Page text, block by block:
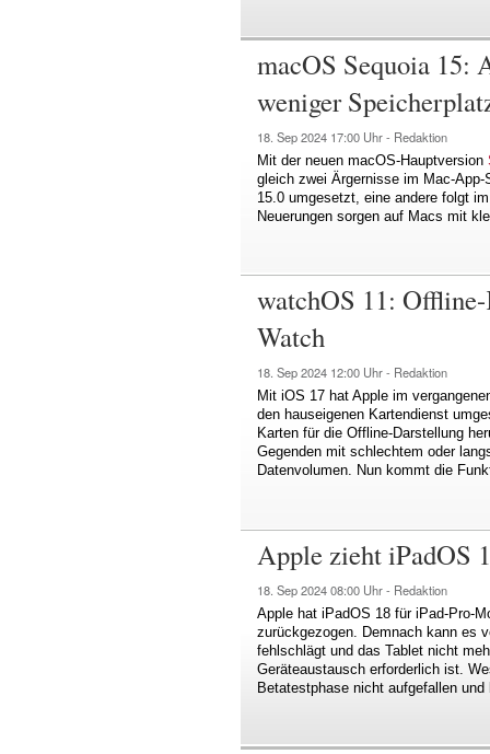
macOS Sequoia 15:
weniger
18. Sep 2024 17:00 Uhr - Redaktion
Mit der neuen macOS-Hauptversion
gleich zwei Ärgernisse im Mac-
15.0 umgesetzt, eine andere folgt
Neuerungen sorgen auf Macs mit
watchOS 11:
Watch
18. Sep 2024 12:00 Uhr - Redaktion
Mit iOS 17 hat Apple im
den hauseigenen Kartendienst
Karten für die Offline-Darstellung
Gegenden mit schlechtem oder
Datenvolumen. Nun kommt die
Apple zieht iPadOS
18. Sep 202408:00 Uhr - Redaktion
Apple hat iPadOS 18 für iPad-Pro-
zurückgezogen. Demnach kann es
fehlschlägt und das Tablet nicht
Geräteaustausch erforderlich ist.
Betatestphase nicht aufgefallen